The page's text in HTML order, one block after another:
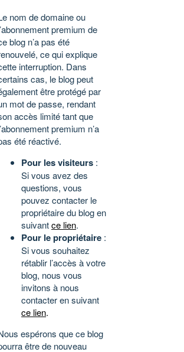
nom de domaine ou
premium de
blog n’a pas été
ce qui explique
interruption. Dans
cas, le blog peut
être protégé par
mot de passe, rendant
accès limité tant que
premium n’a
été réactivé.
Pour les visiteurs :
Si vous avez des
questions, vous
pouvez contacter le
propriétaire du blog en
suivantce lien.
Pour le propriétaire :
Si vous souhaitez
rétablir l’accès à votre
blog, nous vous
invitons à nous
contacter en suivant
ce lien.
espérons que ce blog
être de nouveau